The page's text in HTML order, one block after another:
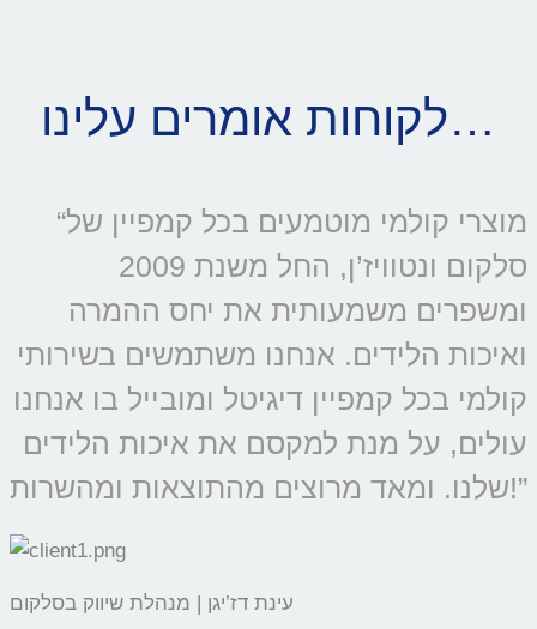
לקוחות אומרים עלינו…
“מוצרי קולמי מוטמעים בכל קמפיין של
סלקום ונטוויז’ן, החל משנת 2009
ומשפרים משמעותית את יחס ההמרה
ואיכות הלידים. אנחנו משתמשים בשירותי
קולמי בכל קמפיין דיגיטל ומובייל בו אנחנו
עולים, על מנת למקסם את איכות הלידים
שלנו. ומאד מרוצים מהתוצאות ומהשרות!”
עינת דז’יגן | מנהלת שיווק בסלקום